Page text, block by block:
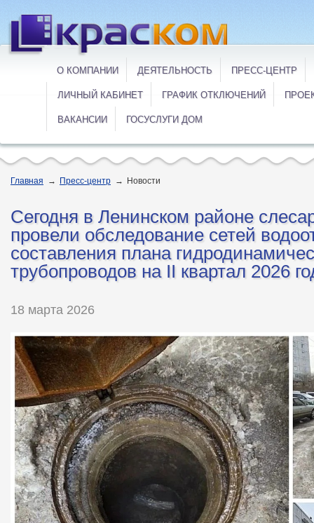
О КОМПАНИИ ДЕЯТЕЛЬНОСТЬ ПРЕСС-ЦЕНТР
ЛИЧНЫЙ КАБИНЕТ ГРАФИК ОТКЛЮЧЕНИЙ
ВАКАНСИИ ГОСУСЛУГИ ДОМ
Главная → Пресс-центр → Новости
Сегодня в Ленинском районе
провели обследование сетей
составления плана
трубопроводов на II квартал 2026
18 марта 2026